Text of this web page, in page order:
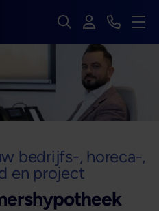
Zoek op de hele
InloggenBekijk
Menu
bedrijfs-, horeca-,
en project